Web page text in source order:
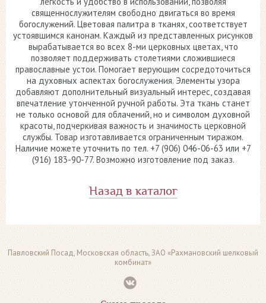
священнослужителям свободно двигаться во время
богослужений. Цветовая палитра в тканях, соответствует
устоявшимся канонам. Каждый из представленных рисунков
вырабатывается во всех 8-ми церковных цветах, что
позволяет поддерживать столетиями сложившиеся
православные устои. Помогает верующим сосредоточиться
на духовных аспектах богослужения. Элементы узора
добавляют дополнительный визуальный интерес, создавая
впечатление утонченной ручной работы. Эта ткань станет
не только основой для облачений, но и символом духовной
красоты, подчеркивая важность и значимость церковной
службы. Товар изготавливается ограниченным тиражом.
Наличие можете уточнить по тел. +7 (906) 046-06-63 или +7
(916) 183-90-77. Возможно изготовление под заказ.
Назад в каталог
Павловский Посад, Московская область, ЗАО «Рахмановский шелковый
комбинат»